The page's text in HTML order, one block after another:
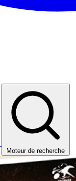
Moteur de recherche